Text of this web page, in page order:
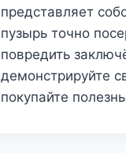
представляет
пузырь точно
повредить
демонстрируйте
покупайте